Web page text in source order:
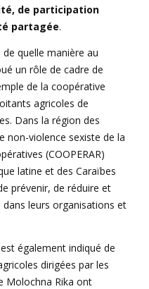
de participation
partagée.
quelle manière au
un rôle de cadre de
de la coopérative
agricoles de
Dans la région des
non-violence sexiste de la
(COOPERAR)
latine et des Caraïbes
prévenir, de réduire et
dans leurs organisations et
également indiqué de
dirigées par les
Molochna Rika ont